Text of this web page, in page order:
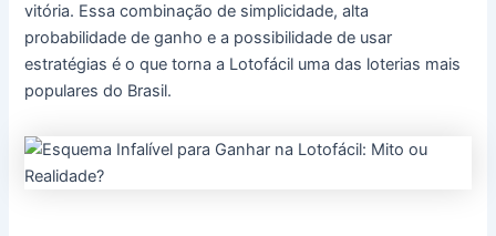
vitória. Essa combinação de simplicidade, alta
probabilidade de ganho e a possibilidade de usar
estratégias é o que torna a Lotofácil uma das loterias mais
populares do Brasil.